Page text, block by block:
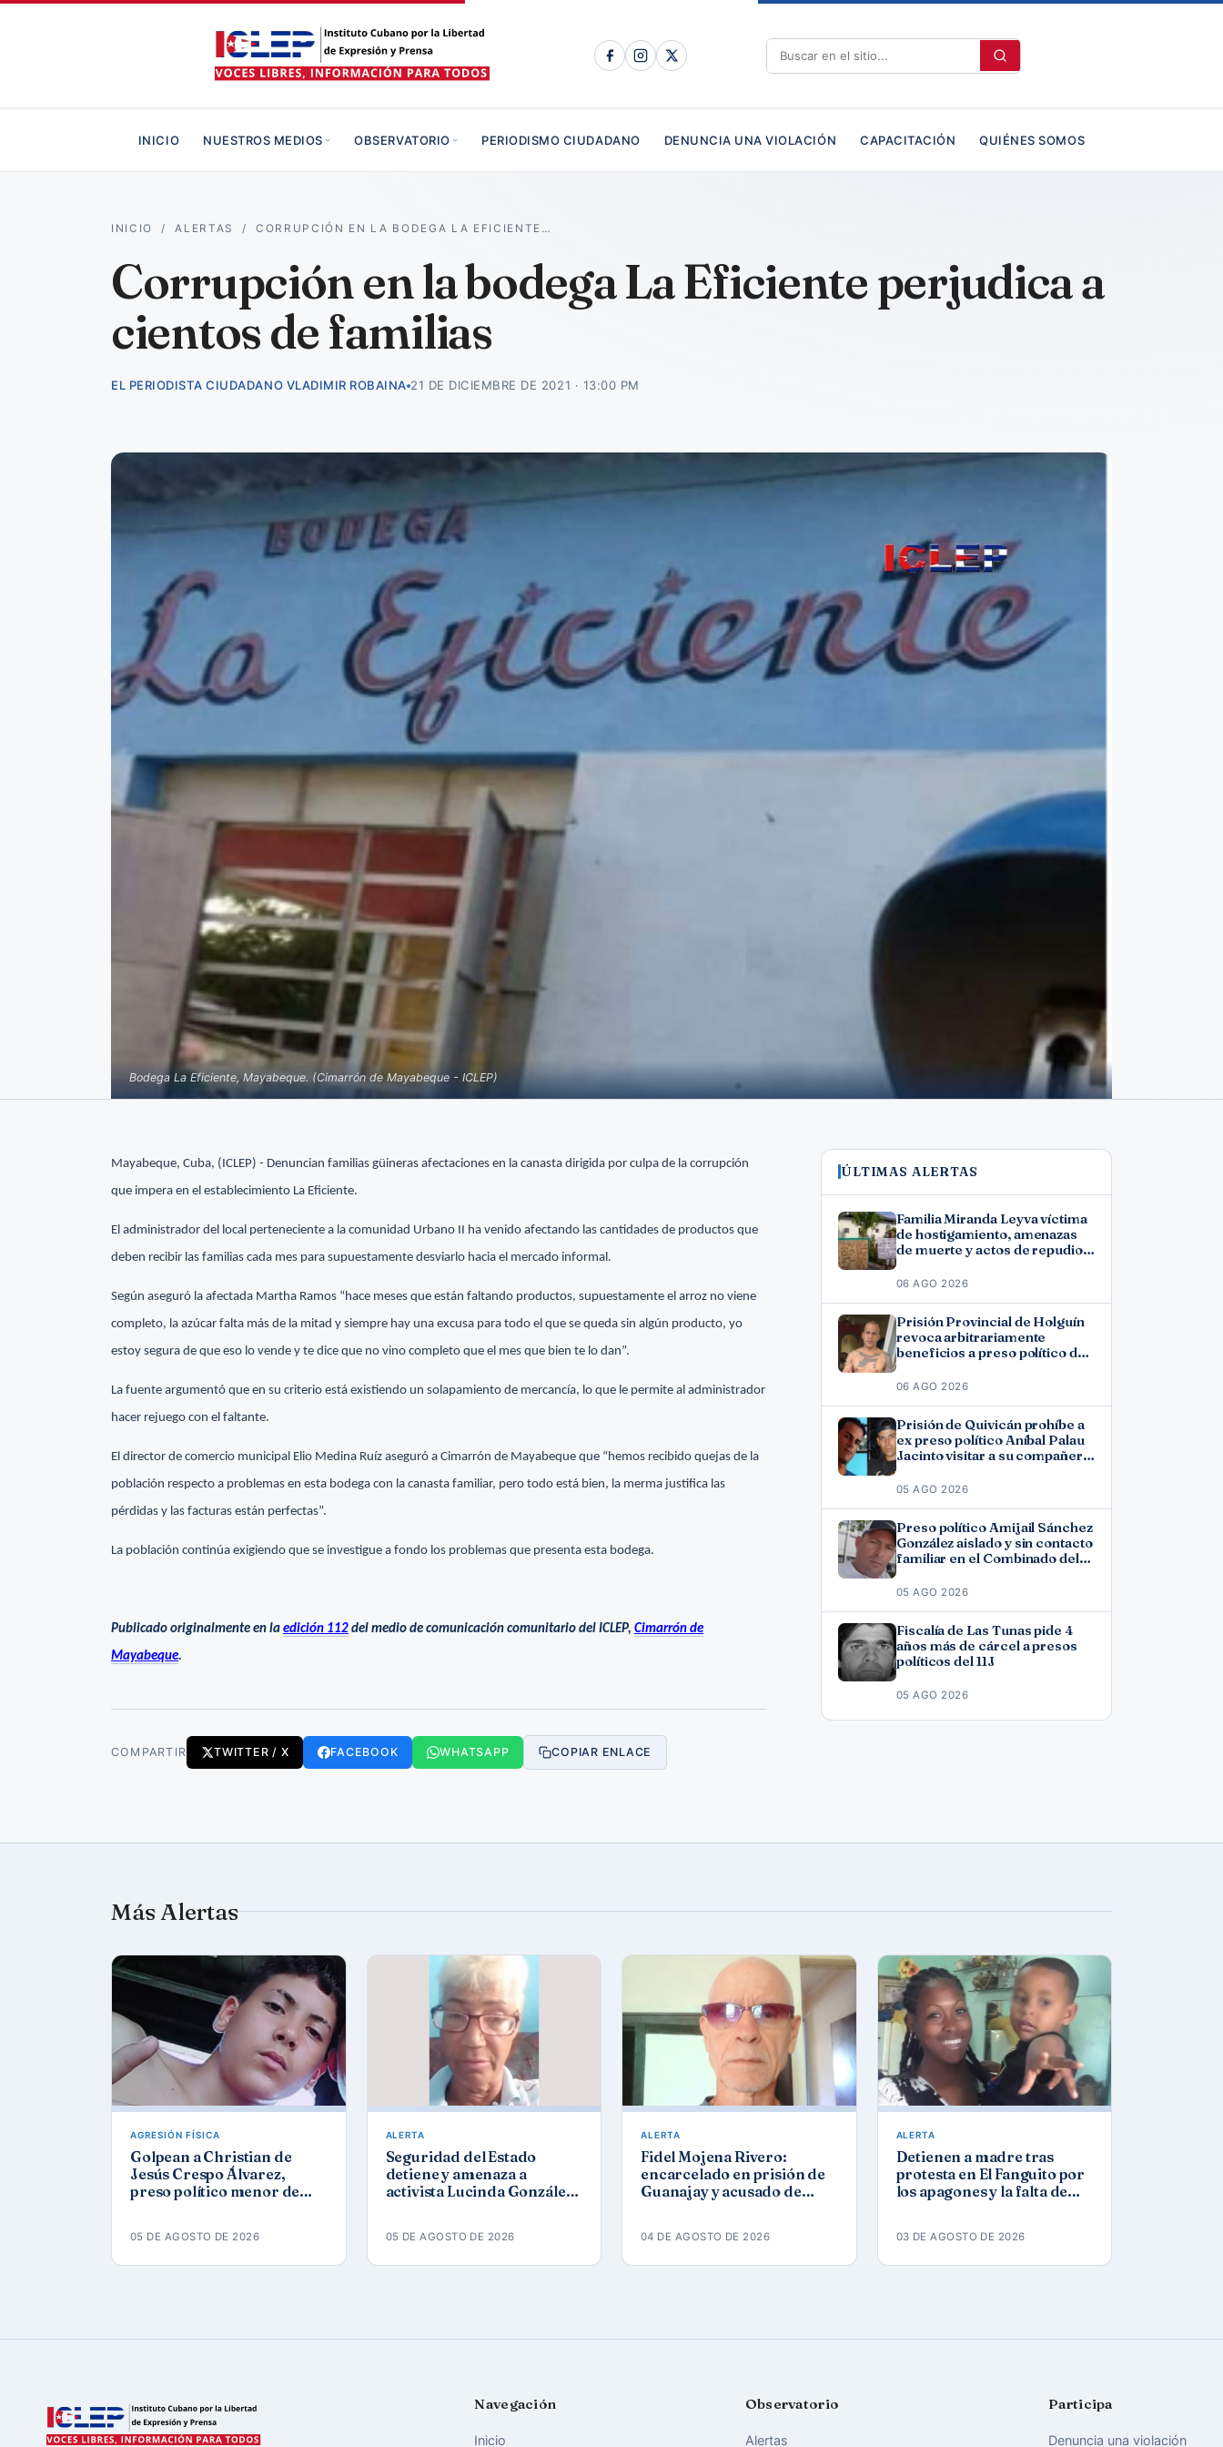
INICIO NUESTROS MEDIOS OBSERVATORIO PERIODISMO CIUDADANO DENUNCIA UNA VIOLACIÓN CAPACITACIÓN QUIÉNES SOMOS
INICIO /ALERTAS /CORRUPCIÓN EN LA BODEGA LA EFICIENTE…
Corrupción en la bodega La Eficiente perjudica a
cientos de familias
EL PERIODISTA CIUDADANO VLADIMIR ROBAINA 21 DE DICIEMBRE DE 2021 · 13:00 PM
Bodega La Eficiente, Mayabeque. (Cimarrón de Mayabeque - ICLEP)
Mayabeque, Cuba, (ICLEP) - Denuncian familias güineras afectaciones en la canasta dirigida por culpa de la corrupción
que impera en el establecimiento La Eficiente.
El administrador del local perteneciente a la comunidad Urbano II ha venido afectando las cantidades de productos que
deben recibir las familias cada mes para supuestamente desviarlo hacia el mercado informal.
Según aseguró la afectada Martha Ramos “hace meses que están faltando productos, supuestamente el arroz no viene
completo, la azúcar falta más de la mitad y siempre hay una excusa para todo el que se queda sin algún producto, yo
estoy segura de que eso lo vende y te dice que no vino completo que el mes que bien te lo dan”.
La fuente argumentó que en su criterio está existiendo un solapamiento de mercancía, lo que le permite al administrador
hacer rejuego con el faltante.
El director de comercio municipal Elio Medina Ruíz aseguró a Cimarrón de Mayabeque que “hemos recibido quejas de la
población respecto a problemas en esta bodega con la canasta familiar, pero todo está bien, la merma justifica las
pérdidas y las facturas están perfectas”.
La población continúa exigiendo que se investigue a fondo los problemas que presenta esta bodega.
Publicado originalmente en la edición 112 del medio de comunicación comunitario del ICLEP, Cimarrón de
Mayabeque.
COMPARTIR TWITTER / X FACEBOOK WHATSAPP COPIAR ENLACE
ÚLTIMAS ALERTAS
Familia Miranda Leyva víctima
de hostigamiento, amenazas
de muerte y actos de repudio
06 AGO 2026
Prisión Provincial de Holguín
revoca arbitrariamente
beneficios a preso político del
06 AGO 2026
Prisión de Quivicán prohíbe a
ex preso político Aníbal Palau
Jacinto visitar a su compañero
Fonseca
05 AGO 2026
Preso político Amijail Sánchez
González aislado y sin contacto
familiar en el Combinado del
05 AGO 2026
Fiscalía de Las Tunas pide 4
años más de cárcel a presos
políticos del 11J
05 AGO 2026
Más Alertas
AGRESIÓN FÍSICA
Golpean a Christian de
Jesús Crespo Álvarez,
preso político menor de
05 DE AGOSTO DE 2026
ALERTA
Seguridad del Estado
detiene y amenaza a
activista Lucinda González
05 DE AGOSTO DE 2026
ALERTA
Fidel Mojena Rivero:
encarcelado en prisión de
Guanajay y acusado de
04 DE AGOSTO DE 2026
ALERTA
Detienen a madre tras
protesta en El Fanguito por
los apagones y la falta de
03 DE AGOSTO DE 2026
Navegación
Inicio
Observatorio
Alertas
Participa
Denuncia una violación